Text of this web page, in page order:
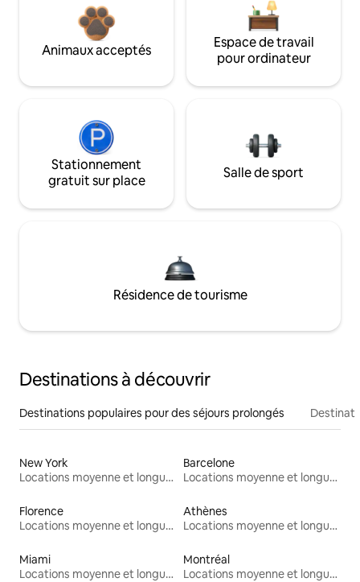
Animaux acceptés
Espace de travail
pour ordinateur
Stationnement
gratuit sur place
Salle de sport
Résidence de tourisme
Destinations à découvrir
Destinations populaires pour des séjours prolongés
New York
Locations moyenne et longue durée
Barcelone
Locations moyenne et longue durée
Florence
Locations moyenne et longue durée
Athènes
Locations moyenne et longue durée
Miami
Locations moyenne et longue durée
Montréal
Locations moyenne et longue durée